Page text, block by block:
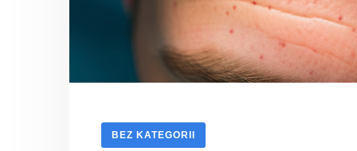
BEZ KATEGORII